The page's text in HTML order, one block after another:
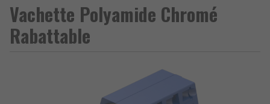
Vachette Polyamide Chromé
Rabattable